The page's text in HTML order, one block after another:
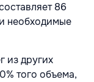
86
необходимые
из других
того объема,